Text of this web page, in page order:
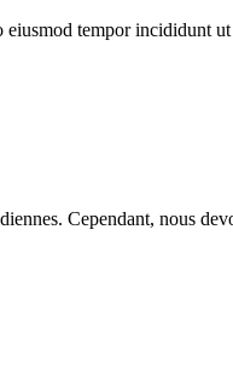
tempor
Cependant, nous